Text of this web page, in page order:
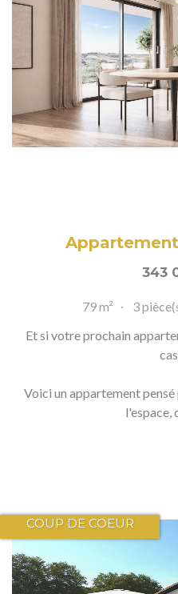
Appartement
343
79 m² 3
Et si votre prochain
Voici un appartement
l'espace,
COUP DE COEUR